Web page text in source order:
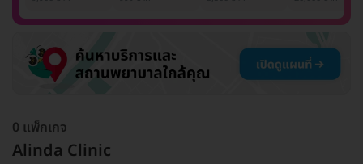
ครั้ง
0 แพ็กเกจ
Alinda Clinic